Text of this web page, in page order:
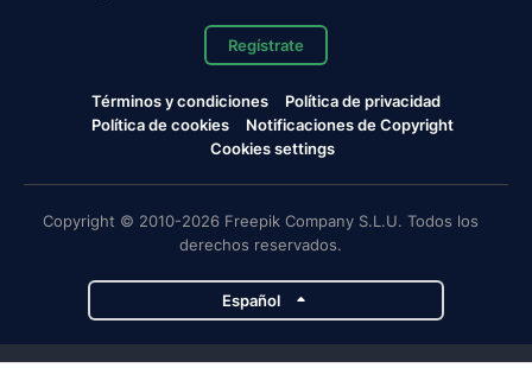
Regístrate
Términos y condiciones
Política de privacidad
Política de cookies
Notificaciones de Copyright
Cookies settings
Copyright © 2010-2026 Freepik Company S.L.U. Todos los
derechos reservados.
Español